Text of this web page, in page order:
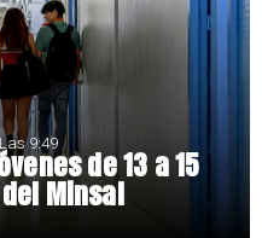
de 13 a 15
Minsal
9:49